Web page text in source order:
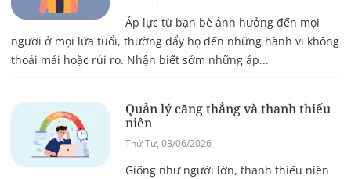
Áp lực từ bạn bè ảnh hưởng đến mọi
người ở mọi lứa tuổi, thường đẩy họ đến những hành vi không
thoải mái hoặc rủi ro. Nhận biết sớm những áp...
Quản lý căng thẳng và thanh thiếu
niên
Thứ Tư, 03/06/2026
Giống như người lớn, thanh thiếu niên